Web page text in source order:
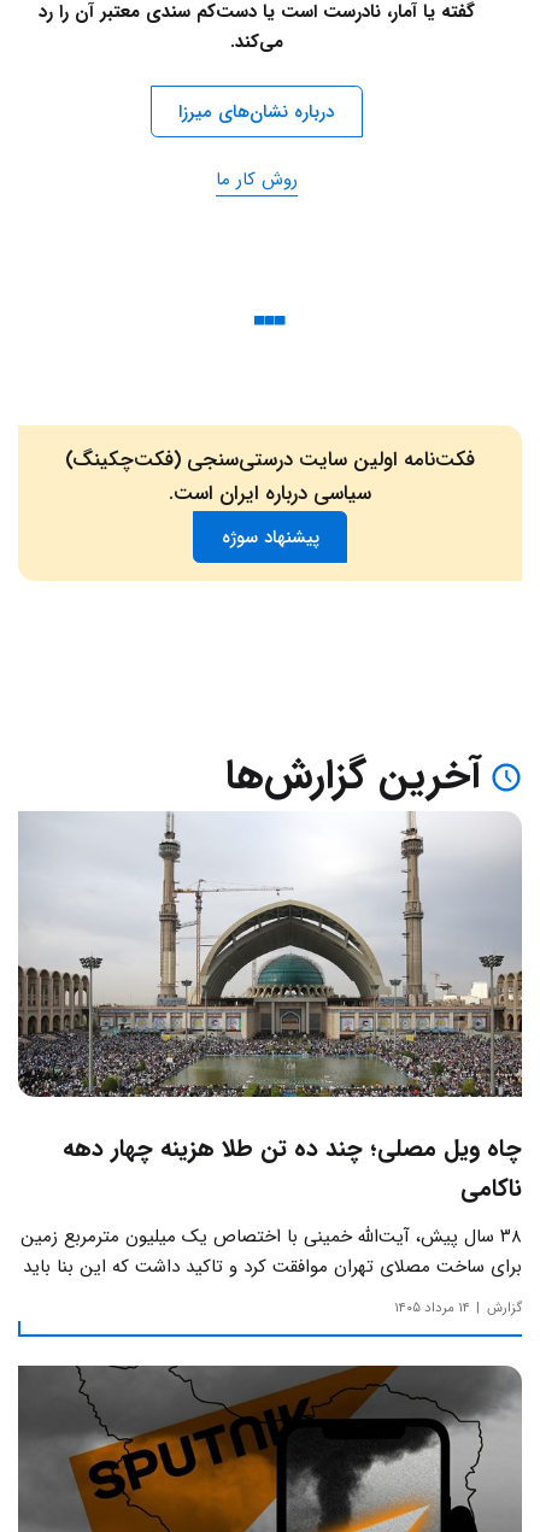
گفته یا آمار، نادرست است یا دست‌کم سندی معتبر آن را رد
می‌کند.
درباره نشان‌های میرزا
روش کار ما
فکت‌نامه اولین سایت درستی‌سنجی (فکت‌چکینگ)
سیاسی درباره ایران است.
پیشنهاد سوژه
آخرین گزارش‌ها
چاه ویل مصلی؛ چند ده تن طلا هزینه چهار دهه
ناکامی
۳۸ سال پیش، آیت‌الله خمینی با اختصاص یک میلیون مترمربع زمین
برای ساخت مصلای تهران موافقت کرد و تاکید داشت که این بنا باید
به دور از زرق‌وبرق و یادآور سادگی مساجد صدر اسلام باشد.
گزارش ۱۴ مرداد ۱۴۰۵